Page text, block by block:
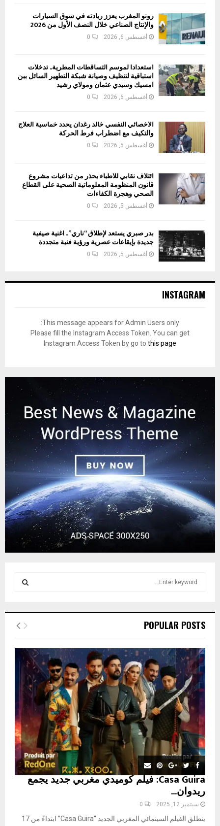
رونو المغرب يعزز ريادته في سوق السيارات
والإنتاج الصناعي خلال النصف الأول من 2026
أغسطس 6, 2026 0
استعدادا لموسم التساقطات المطرية.. تدخلات
استباقية لتنظيف وصيانة شبكة التطهير السائل ببن
امسيك وسيدي عثمان ومولاي رشيد
أغسطس 6, 2026 0
الأخصائي النفسي خالد رغدان يحدد خماسية العلاج
والتكيف مع اضطراب فرط الحركة
أغسطس 5, 2026 0
ائتلاف نقابي للأطباء يحذر من تداعيات مشروع
قانون المنظومة المعلوماتية الصحية على القطاع
الصحي وهجرة الكفاءات
أغسطس 5, 2026 0
بدر صبري يستعد لإطلاق “ناري”.. أغنية صيفية
جديدة بإيقاعات عصرية ورؤية فنية متجددة
أغسطس 5, 2026 0
INSTAGRAM
This message appears for Admin Users only:
Please fill the Instagram Access Token. You can get
Instagram Access Token by go to this page
h
o
r
E
R
C
POPULAR POSTS
Casa Guira: فيلم كوميدي مغربي جديد يجمع
ريدوان...
سبتمبر 12, 2025 0
ينطلق الفيلم السينمائي المغربي الجديد “Casa Guira” ابتداءً من 17